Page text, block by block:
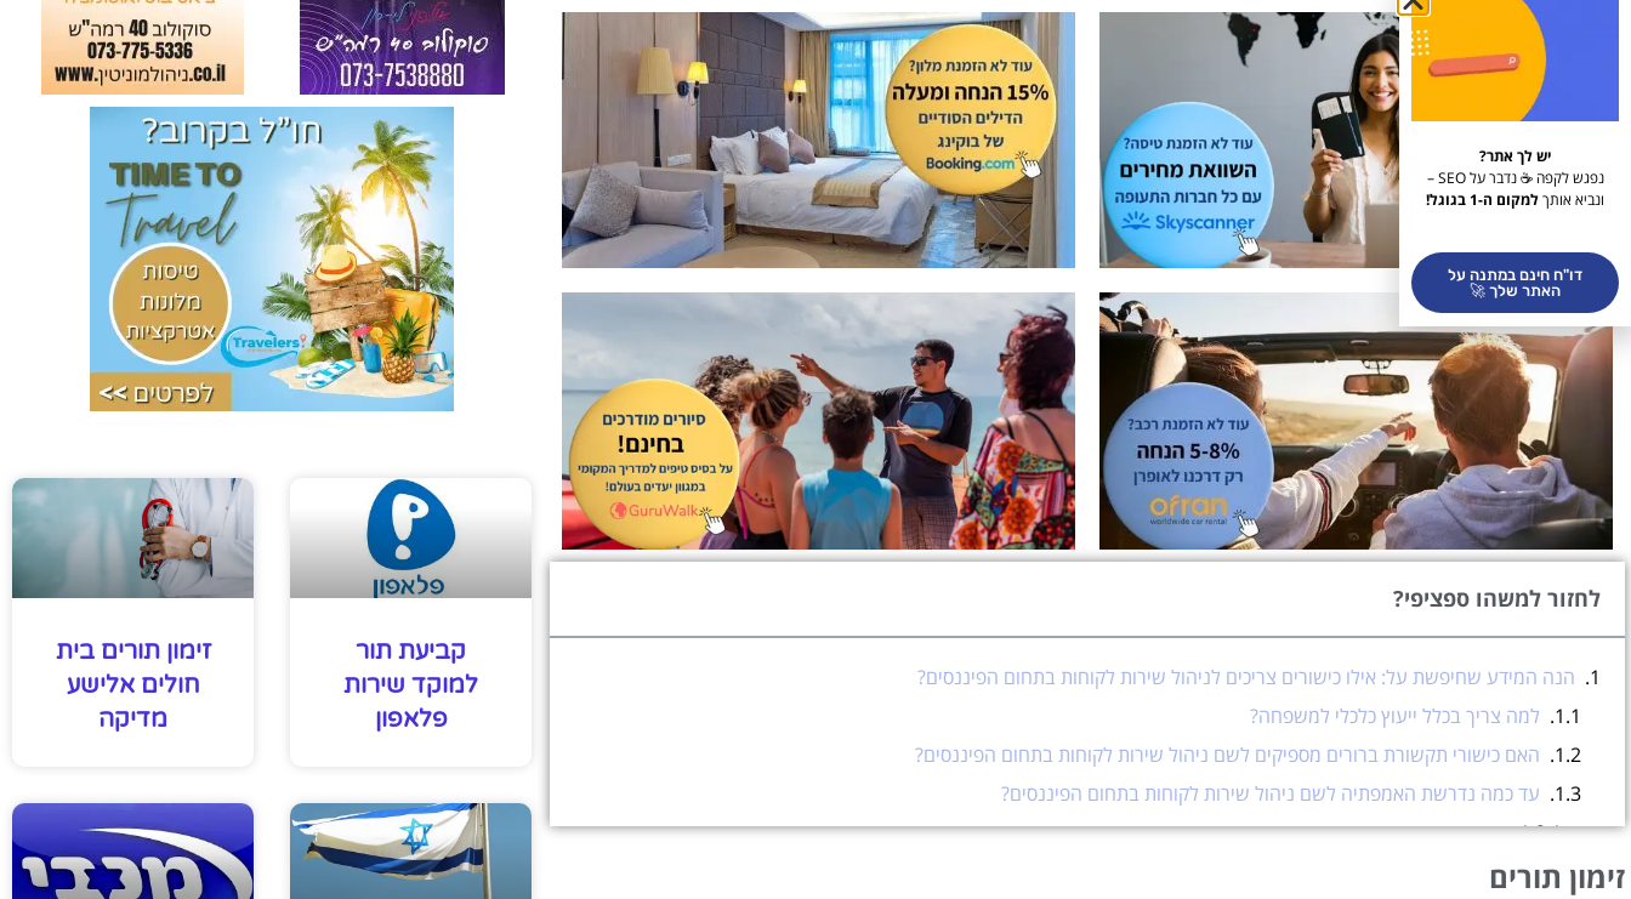
לחזור למשהו ספציפי?
הנה המידע שחיפשת על: אילו כישורים צריכים לניהול שירות לקוחות בתחום הפיננסים?
למה צריך בכלל ייעוץ כלכלי למשפחה?
האם כישורי תקשורת ברורים מספיקים לשם ניהול שירות לקוחות בתחום הפיננסים?
עד כמה נדרשת האמפתיה לשם ניהול שירות לקוחות בתחום הפיננסים?
זימון תורים
עזרה בהזמנת תורים אונליין?זימון תורים
קביעת תור
למוקד שירות
פלאפון
זימון תורים בית
חולים אלישע
מדיקה
יש לך אתר?
נפגש לקפה ☕ נדבר על SEO –
ונביא אותךלמקום ה-1 בגוגל!
דו"ח חינם במתנה על
האתר שלך 🚀